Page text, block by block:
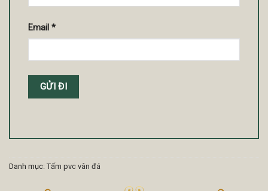
Email *
Danh mục: Tấm pvc vân đá